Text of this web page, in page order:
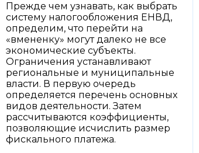
Прежде чем узнавать, как выбрать
систему налогообложения ЕНВД,
определим, что перейти на
«вмененку» могут далеко не все
экономические субъекты.
Ограничения устанавливают
региональные и муниципальные
власти. В первую очередь
определяется перечень основных
видов деятельности. Затем
рассчитываются коэффициенты,
позволяющие исчислить размер
фискального платежа.